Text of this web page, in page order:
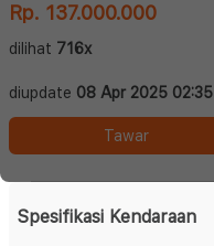
Rp. 137.000.000
dilihat 716x
diupdate 08 Apr 2025 02:35
Tawar
Spesifikasi Kendaraan